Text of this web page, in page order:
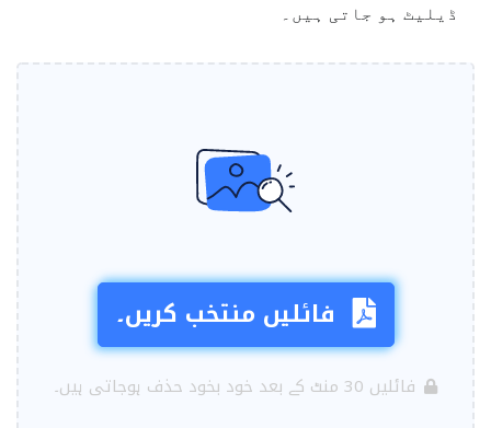
ڈیلیٹ ہو جاتی ہیں۔
فائلیں منتخب کریں۔
فائلیں 30 منٹ کے بعد خود بخود حذف ہوجاتی ہیں۔